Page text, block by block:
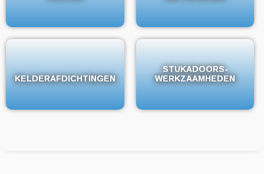
KELDERAFDICHTINGEN
KELDERAFDICHTINGEN
STUKADOORS-
WERKZAAMHEDEN
STUKADOORS-
WERKZAAMHEDEN